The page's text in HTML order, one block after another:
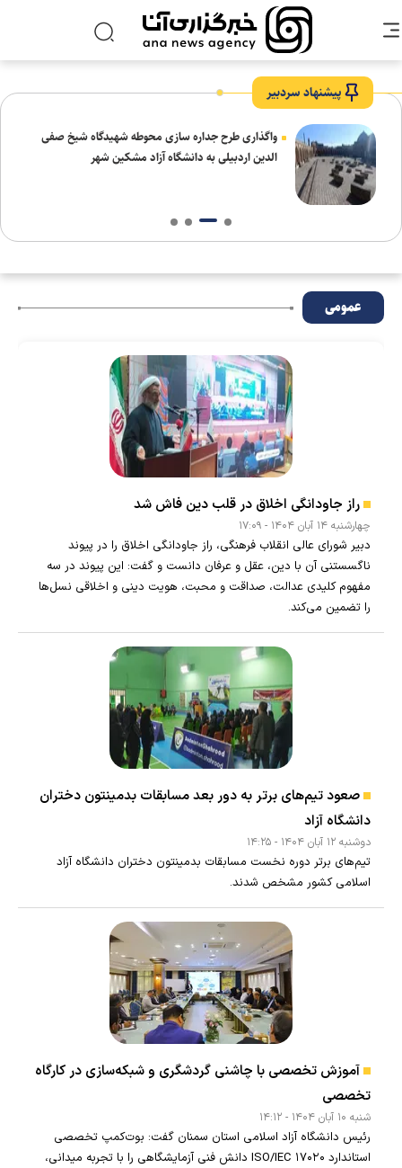
پیشنهاد سردبیر
واگذاری طرح جداره سازی محوطه شهیدگاه شیخ صفی
الدین اردبیلی به دانشگاه آزاد مشکین شهر
عمومی
راز جاودانگی اخلاق در قلب دین فاش شد
چهارشنبه ۱۴ آبان ۱۴۰۴ - ۱۷:۰۹
دبیر شورای عالی انقلاب فرهنگی، راز جاودانگی اخلاق را در پیوند
ناگسستنی آن با دین، عقل و عرفان دانست و گفت: این پیوند در سه
مفهوم کلیدی عدالت، صداقت و محبت، هویت دینی و اخلاقی نسل‌ها
را تضمین می‌کند.
صعود تیم‌های برتر به دور بعد مسابقات بدمینتون دختران
دانشگاه آزاد
دوشنبه ۱۲ آبان ۱۴۰۴ - ۱۴:۲۵
تیم‌های برتر دوره نخست مسابقات بدمینتون دختران دانشگاه آزاد
اسلامی کشور مشخص شدند.
آموزش تخصصی با چاشنی گردشگری و شبکه‌سازی در کارگاه
تخصصی
شنبه ۱۰ آبان ۱۴۰۴ - ۱۴:۱۲
رئیس دانشگاه آزاد اسلامی استان سمنان گفت: بوت‌کمپ تخصصی
استاندارد ISO/IEC ۱۷۰۲۰ دانش فنی آزمایشگاهی را با تجربه میدانی،